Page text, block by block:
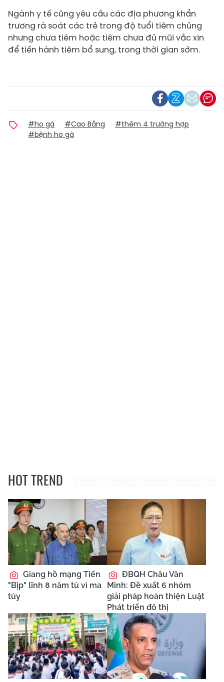
Ngành y tế cũng yêu cầu các địa phương khẩn
trương rà soát các trẻ trong độ tuổi tiêm chủng
nhưng chưa tiêm hoặc tiêm chưa đủ mũi vắc xin
để tiến hành tiêm bổ sung, trong thời gian sớm.
#ho gà #Cao Bằng
#thêm 4 trường hợp
#bệnh ho gà
HOT TREND
Giang hồ mạng Tiến
"Bịp" lĩnh 8 năm tù vì ma
túy
ĐBQH Châu Văn
Minh: Đề xuất 6 nhóm
giải pháp hoàn thiện Luật
Phát triển đô thị